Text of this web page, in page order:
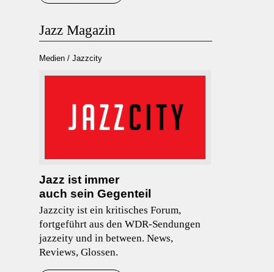
Jazz Magazin
Medien / Jazzcity
Jazz ist immer
auch sein Gegenteil
Jazzcity ist ein kritisches Forum,
fortgeführt aus den WDR-Sendungen
jazzeity und in between. News,
Reviews, Glossen.